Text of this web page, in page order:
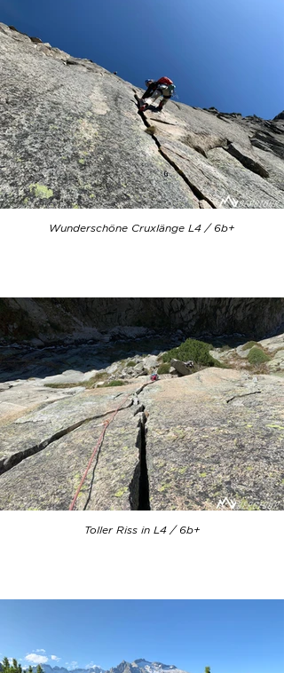
Wunderschöne Cruxlänge L4 / 6b+
Toller Riss in L4 / 6b+